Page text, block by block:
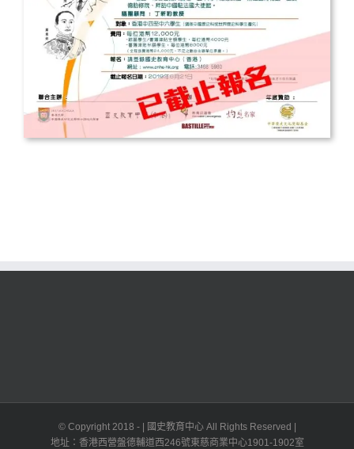
© Copyright 2018 - | 國史教育中心 All Rights Reserved |
地址：香港西營盤德輔道西246號東慈商業中心1901-1902室